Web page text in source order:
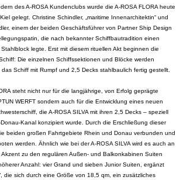
des A-ROSA Kundenclubs wurde die A-ROSA FLORA heute
gelegt. Christine Schindler, „maritime Innenarchitektin“ und
einem der beiden Geschäftsführer von Partner Ship Design
die nach bekannter Schiffbautradition einen
legte. Erst mit diesem rituellen Akt beginnen die
Die einzelnen Schiffssektionen und Blöcke werden
Schiff mit Rumpf und 2,5 Decks stahlbaulich fertig gestellt.
steht nicht nur für die langjährige, von Erfolg geprägte
WERFT sondern auch für die Entwicklung eines neuen
die A-ROSA SILVA mit ihren 2,5 Decks – speziell
Kanal konzipiert wurde. Durch die Erschließung dieser
beiden großen Fahrtgebiete Rhein und Donau verbunden und
werden. Ähnlich wie bei der A-ROSA SILVA wird es auch an
Akzent zu den regulären Außen- und Balkonkabinen Suiten
Anzahl: vier Grand und sieben Junior Suiten, ergänzt
die sich durch eine Größe von 18,5 qm, ein zusätzliches